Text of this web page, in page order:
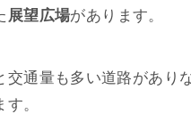
展望広場があります。
交通量も多い道路があり
。